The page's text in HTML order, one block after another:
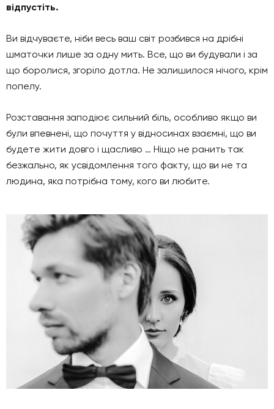
відпустіть.
Ви відчуваєте, ніби весь ваш світ розбився на дрібні
шматочки лише за одну мить. Все, що ви будували і за
що боролися, згоріло дотла. Не залишилося нічого, крім
попелу.
Розставання заподіює сильний біль, особливо якщо ви
були впевнені, що почуття у відносинах взаємні, що ви
будете жити довго і щасливо … Ніщо не ранить так
безжально, як усвідомлення того факту, що ви не та
людина, яка потрібна тому, кого ви любите.